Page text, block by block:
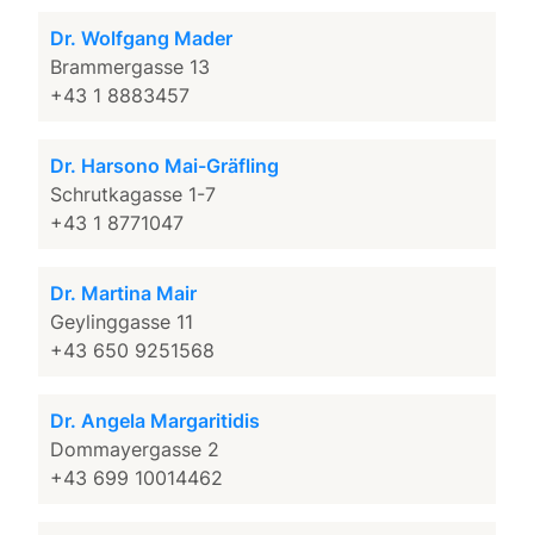
Dr. Wolfgang Mader
Brammergasse 13
+43 1 8883457
Dr. Harsono Mai-Gräfling
Schrutkagasse 1-7
+43 1 8771047
Dr. Martina Mair
Geylinggasse 11
+43 650 9251568
Dr. Angela Margaritidis
Dommayergasse 2
+43 699 10014462